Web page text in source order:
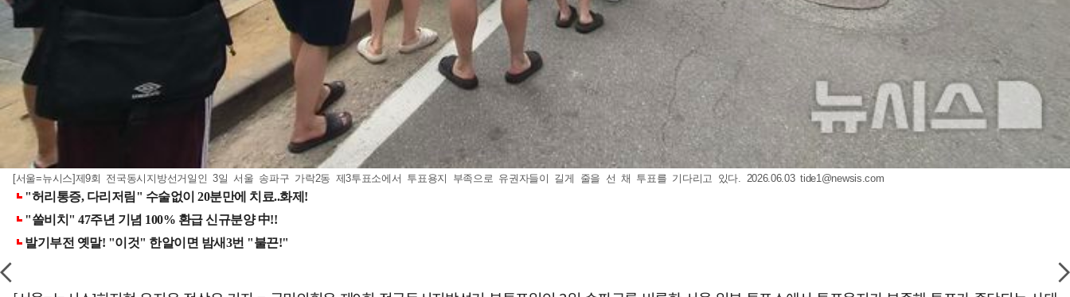
[서울=뉴시스]제9회 전국동시지방선거일인 3일 서울 송파구 가락2동 제3투표소에서 투표용지 부족으로 유권자들이 길게 줄을 선 채 투표를 기다리고 있다. 2026.06.03tide1@newsis.com